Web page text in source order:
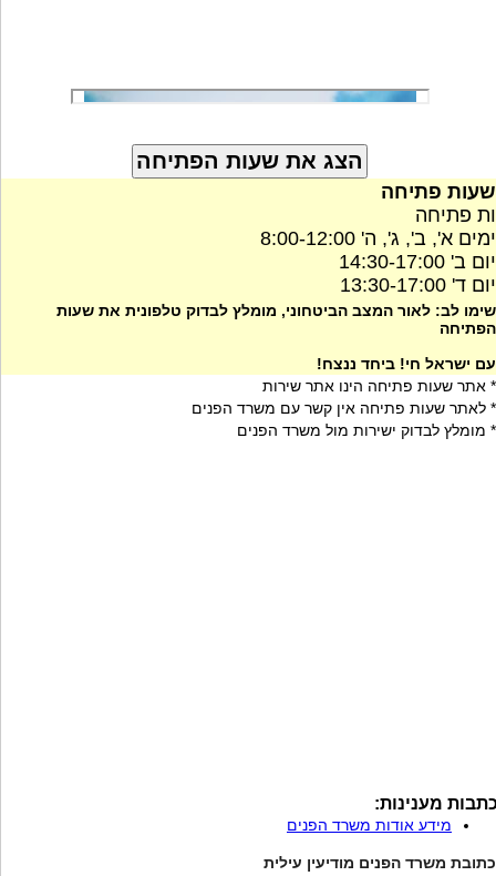
שעות פתיחה
ות פתיחה
ימים א', ב', ג', ה' 8:00-12:00
יום ב' 14:30-17:00
יום ד' 13:30-17:00
שימו לב: לאור המצב הביטחוני, מומלץ לבדוק טלפונית את שעות
הפתיחה
עם ישראל חי! ביחד ננצח!
* אתר שעות פתיחה הינו אתר שירות
* לאתר שעות פתיחה אין קשר עם משרד הפנים
* מומלץ לבדוק ישירות מול משרד הפנים
מענינות:
מידע אודות משרד הפנים
כתובת משרד הפנים מודיעין עילית